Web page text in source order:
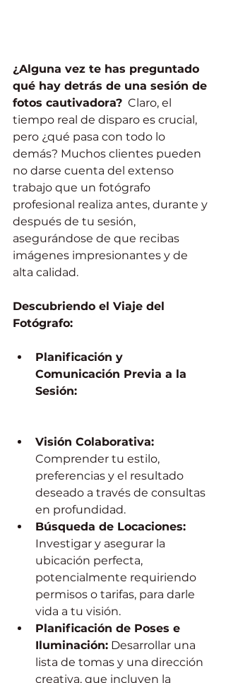
¿Alguna vez te has preguntado
qué hay detrás de una sesión de
fotos cautivadora? Claro, el
tiempo real de disparo es crucial,
pero ¿qué pasa con todo lo
demás? Muchos clientes pueden
no darse cuenta del extenso
trabajo que un fotógrafo
profesional realiza antes, durante y
después de tu sesión,
asegurándose de que recibas
imágenes impresionantes y de
alta calidad.
Descubriendo el Viaje del
Fotógrafo:
Planificación y
Comunicación Previa a la
Sesión:
Visión Colaborativa:
Comprender tu estilo,
preferencias y el resultado
deseado a través de consultas
en profundidad.
Búsqueda de Locaciones:
Investigar y asegurar la
ubicación perfecta,
potencialmente requiriendo
permisos o tarifas, para darle
vida a tu visión.
Planificación de Poses e
Iluminación: Desarrollar una
lista de tomas y una dirección
creativa, que incluyen la